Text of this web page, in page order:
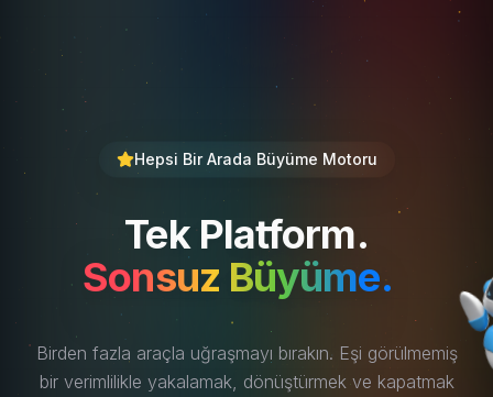
Hepsi Bir Arada Büyüme Motoru
Tek Platform.
Sonsuz Büyüme.
Birden fazla araçla uğraşmayı bırakın. Eşi görülmemiş
bir verimlilikle yakalamak, dönüştürmek ve kapatmak